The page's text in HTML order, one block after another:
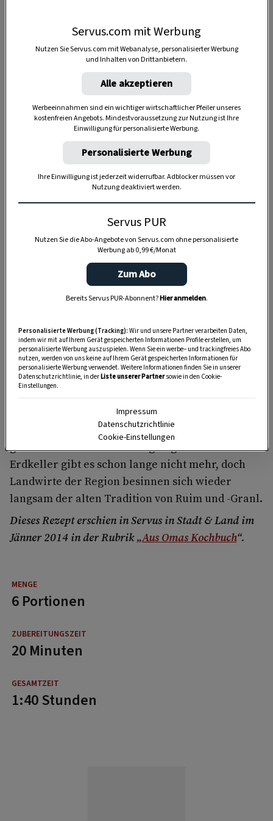
répacsirával
Und mitErdäpfeln.
Eine kurze Geschichte der
Schweinsripperl mit Ruim-Granl
Rüben waren bis insMittelalter ein
Grundnahrungsmittel– ob früheMairüben
oder späte Herbstrüben, die auch alsAcker-,
dem Aufkommen der Erdäpfel wurden sie fast
hat man sie weiterhin angebaut.
Ein „Ruimacker“ gehörte zu jeder Landwirtschaft.
Die gut lagerfähigen kugelbauchigen Rüben mit
der weißlich-violetten Färbung wurden vor allem
frischeTriebefür die Küche oder wurden –
ähnlich wie Sauerkraut–eingesalzen und
sauer vergoren.
Bis ins Frühjahr hinein bedeuteten sie also
wertvolle Nahrung für Mensch und Tier. Im
späten Herbst, ab Oktober, wurden die Rüben
geerntet und in Erdkellern gelagert. Aber die
Erdkeller gibt es schon lange nicht mehr, doch
Landwirte der Region besinnen sich wieder
langsam der alten Tradition von Ruim und -Granl.
Dieses Rezept erschien in Servus in Stadt & Land im
Jänner 2014 in der Rubrik „Aus Omas Kochbuch“.
6 Portionen
20 Minuten
1:40 Stunden
Servus.com mit Werbung
Nutzen Sie Servus.com mit Webanalyse, personalisierter Werbung
und Inhalten von Drittanbietern.
Alle akzeptieren
Werbeeinnahmen sind ein wichtiger wirtschaftlicher Pfeiler unseres
kostenfreien Angebots. Mindestvoraussetzung zur Nutzung ist Ihre
Einwilligung für personalisierte Werbung.
Personalisierte Werbung
Ihre Einwilligung ist jederzeit widerrufbar. Adblocker müssen vor
Nutzung deaktiviert werden.
Servus PUR
Nutzen Sie die Abo-Angebote von Servus.com ohne personalisierte
Werbung ab 0,99 €/Monat
Zum Abo
Bereits Servus PUR-Abonnent?Hier anmelden.
Personalisierte Werbung (Tracking): Wir und unsere Partner verarbeiten Daten,
indem wir mit auf Ihrem Gerät gespeicherten Informationen Profile erstellen, um
personalisierte Werbung auszuspielen. Wenn Sie ein werbe– und trackingfreies Abo
nutzen, werden von uns keine auf Ihrem Gerät gespeicherten Informationen für
personalisierte Werbung verwendet. Weitere Informationen finden Sie in unserer
Datenschutzrichtlinie, in derListe unserer Partnersowie in den Cookie-
Einstellungen.
Impressum
Datenschutzrichtlinie
Cookie-Einstellungen